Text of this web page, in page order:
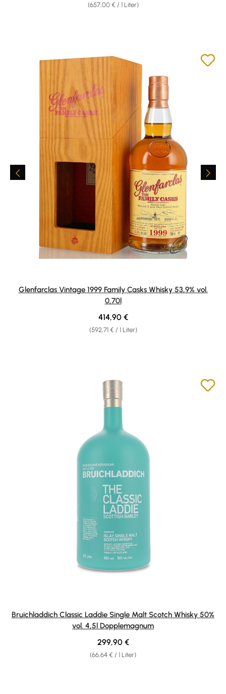
(657,00 € / 1 Liter)
Glenfarclas Vintage 1999 Family Casks Whisky 53,9% vol.
0,70l
(592,71 € / 1 Liter)
Regulärer Preis:
414,90 €
Bruichladdich Classic Laddie Single Malt Scotch Whisky 50%
vol. 4,5l Dopplemagnum
(66,64 € / 1 Liter)
Regulärer Preis:
299,90 €